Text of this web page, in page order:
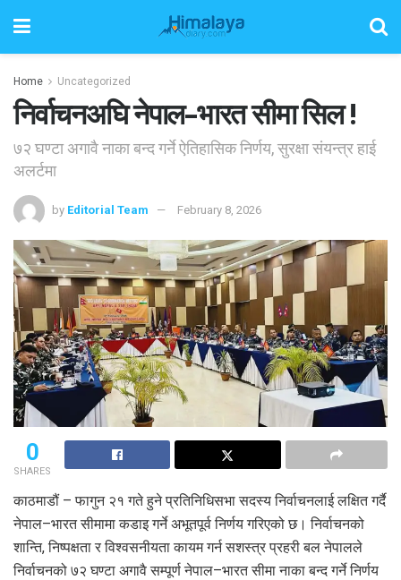
Home Uncategorized
निर्वाचनअघि नेपाल–भारत सीमा सिल !
७२ घण्टा अगावै नाका बन्द गर्ने ऐतिहासिक निर्णय, सुरक्षा संयन्त्र हाई
अलर्टमा
by Editorial Team February 8, 2026
0
SHARES
काठमाडौं – फागुन २१ गते हुने प्रतिनिधिसभा सदस्य निर्वाचनलाई लक्षित गर्दै
नेपाल–भारत सीमामा कडाइ गर्ने अभूतपूर्व निर्णय गरिएको छ। निर्वाचनको
शान्ति, निष्पक्षता र विश्वसनीयता कायम गर्न सशस्त्र प्रहरी बल नेपालले
निर्वाचनको ७२ घण्टा अगावै सम्पूर्ण नेपाल–भारत सीमा नाका बन्द गर्ने निर्णय